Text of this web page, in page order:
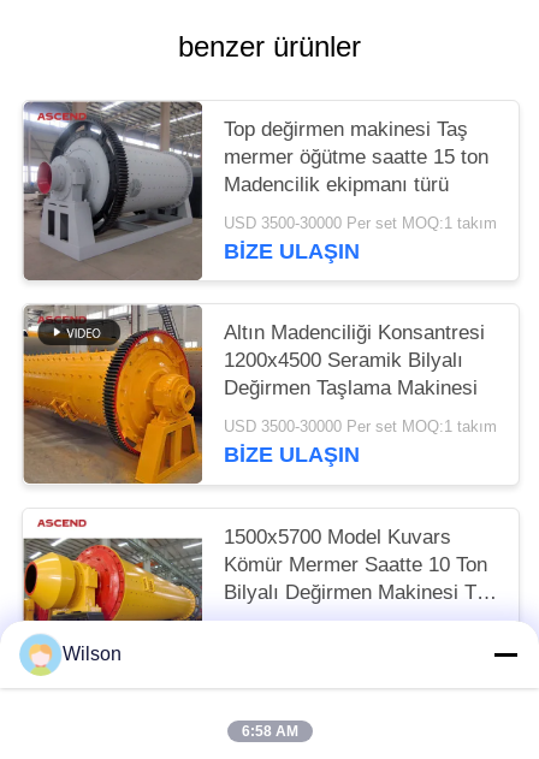
benzer ürünler
Top değirmen makinesi Taş
mermer öğütme saatte 15 ton
Madencilik ekipmanı türü
USD 3500-30000 Per set MOQ:1 takım
BIZE ULAŞIN
Altın Madenciliği Konsantresi
1200x4500 Seramik Bilyalı
Değirmen Taşlama Makinesi
USD 3500-30000 Per set MOQ:1 takım
BIZE ULAŞIN
1500x5700 Model Kuvars
Kömür Mermer Saatte 10 Ton
Bilyalı Değirmen Makinesi Taş
Öğütme Altın Ekipmanları
Wilson
6:58 AM